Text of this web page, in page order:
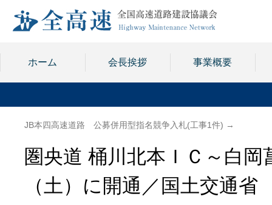
ホーム 会長挨拶 事業概要
JB本四高速道路 公募併用型指名競争入札(工事1件) →
圏央道 桶川北本ＩＣ～白
（土）に開通／国土交通省